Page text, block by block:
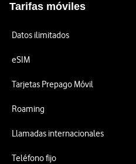
Tarifas móviles
Datos ilimitados
eSIM
Tarjetas Prepago Móvil
Roaming
Llamadas internacionales
Teléfono fijo